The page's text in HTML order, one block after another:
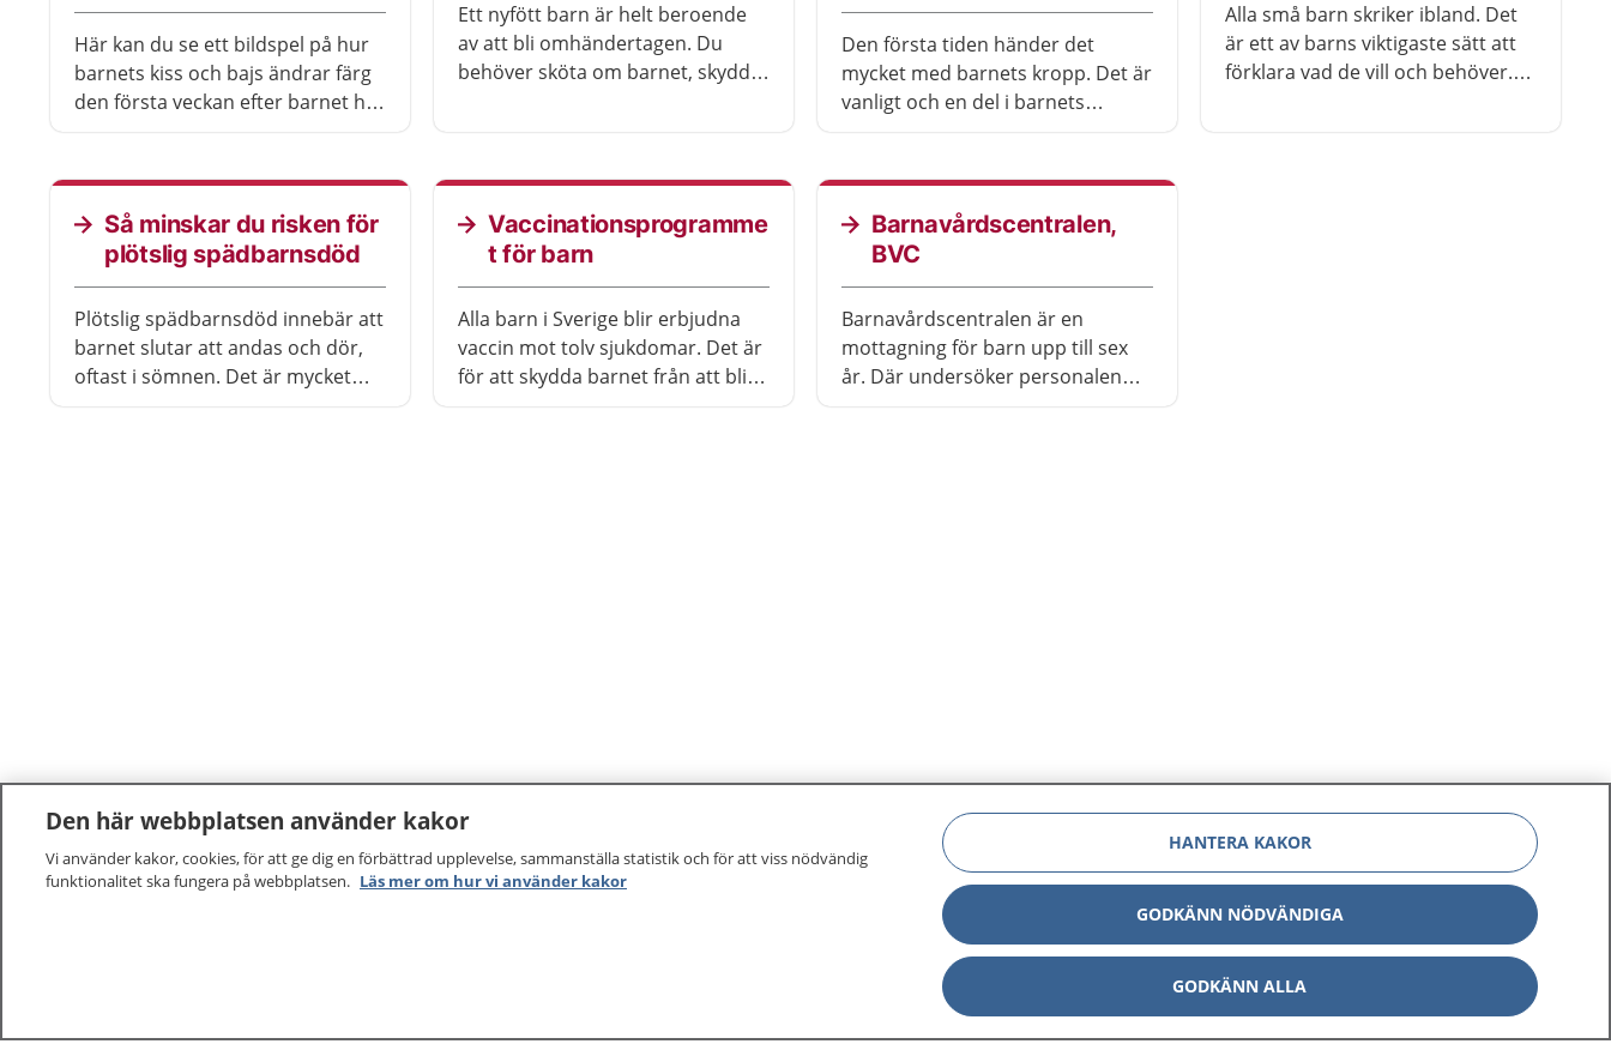
Här kan du se ett bildspel på hur
barnets kiss och bajs ändrar färg
den första veckan efter barnet har
Ett nyfött barn är helt beroende
av att bli omhändertagen. Du
behöver sköta om barnet, skydda
Den första tiden händer det
mycket med barnets kropp. Det är
vanligt och en del i barnets
Alla små barn skriker ibland. Det
är ett av barns viktigaste sätt att
förklara vad de vill och behöver.
Så minskar du risken för
plötslig spädbarnsdöd
Plötslig spädbarnsdöd innebär att
barnet slutar att andas och dör,
oftast i sömnen. Det är mycket
Vaccinationsprogramme
t för barn
Alla barn i Sverige blir erbjudna
vaccin mot tolv sjukdomar. Det är
för att skydda barnet från att bli
Barnavårdscentralen,
BVC
Barnavårdscentralen är en
mottagning för barn upp till sex
år. Där undersöker personalen
vilka mottagningar du kan kontakta. Logga in för att läsa din journal
Other languages
Den här webbplatsen använder kakor
Vi använder kakor, cookies, för att ge dig en förbättrad upplevelse, sammanställa statistik och för att viss nödvändig
funktionalitet ska fungera på webbplatsen. Läs mer om hur vi använder kakor
HANTERA KAKOR
GODKÄNN NÖDVÄNDIGA
GODKÄNN ALLA